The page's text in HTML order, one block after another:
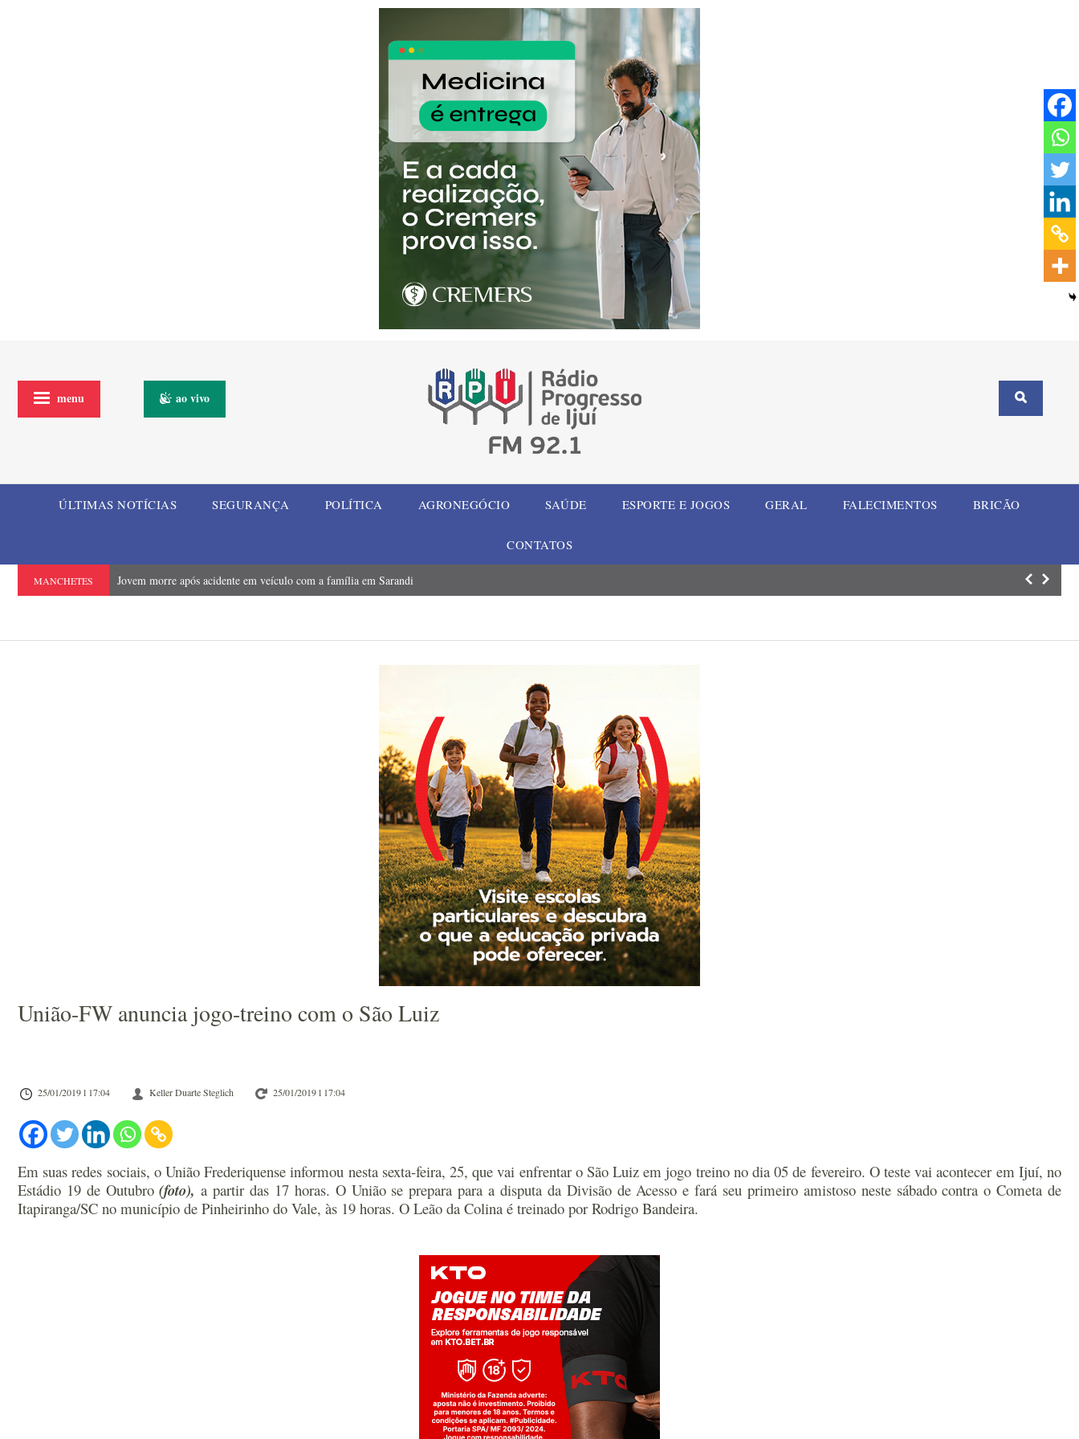
menu ao vivo
ÚLTIMAS NOTÍCIAS SEGURANÇA POLÍTICA AGRONEGÓCIO SAÚDE ESPORTE E JOGOS GERAL FALECIMENTOS BRICÃO
CONTATOS
MANCHETES Jovem morre após acidente em veículo com a família em Sarandi Prefeitura de
União-FW anuncia jogo-treino com o São Luiz
25/01/2019 l 17:04 Keller Duarte Steglich 25/01/2019 l 17:04
Em suas redes sociais, o União Frederiquense informou nesta sexta-feira, 25, que vai enfrentar o São Luiz em jogo treino no dia 05 de fevereiro. O teste vai acontecer em Ijuí, no
Estádio 19 de Outubro(foto), a partir das 17 horas. O União se prepara para a disputa da Divisão de Acesso e fará seu primeiro amistoso neste sábado contra o Cometa de
Itapiranga/SC no município de Pinheirinho do Vale, às 19 horas. O Leão da Colina é treinado por Rodrigo Bandeira.